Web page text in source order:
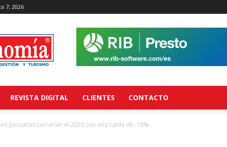
7, 2026
REVISTA DIGITAL CLIENTES CONTACTO
peruanas cerrarían el 2020 con una caída de -18%